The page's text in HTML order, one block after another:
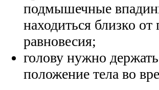
подмышечные
находиться близко
равновесия;
голову нужно
положение тела во